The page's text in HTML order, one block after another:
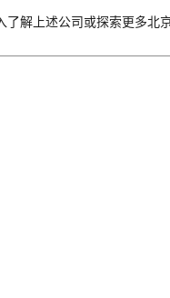
解上述公司或探索更多北